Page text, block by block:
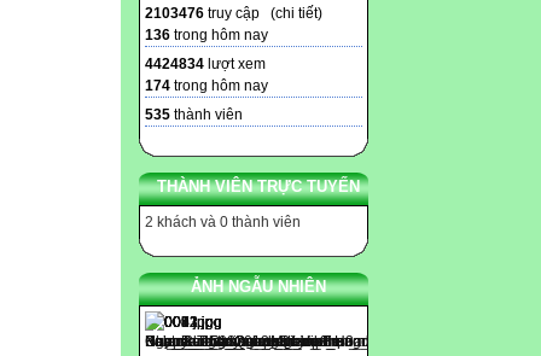
2103476 truy cập (chi tiết)
136 trong hôm nay
4424834 lượt xem
174 trong hôm nay
535 thành viên
THÀNH VIÊN TRỰC TUYẾN
2 khách và 0 thành viên
ẢNH NGẪU NHIÊN